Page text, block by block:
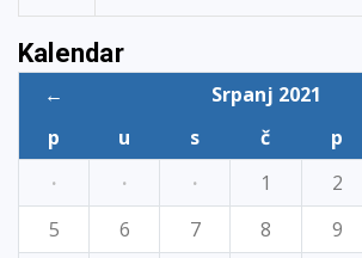
Kalendar
← Srpanj 2021
p
u s č p
·
· · 1 2
5
6 7 8 9